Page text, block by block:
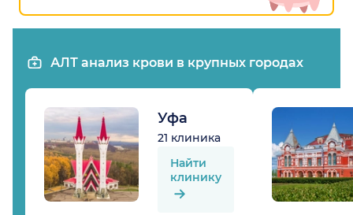
АЛТ анализ крови в крупных городах
Уфа
21 клиника
Найти
клинику